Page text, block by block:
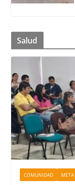
Salud
COMUNIDAD META